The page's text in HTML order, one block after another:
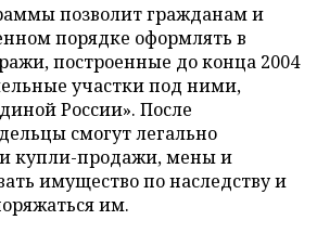
позволит гражданам и
порядке оформлять в
построенные до конца 2004
участки под ними,
России». После
смогут легально
купли-продажи, мены и
имущество по наследству и
им.